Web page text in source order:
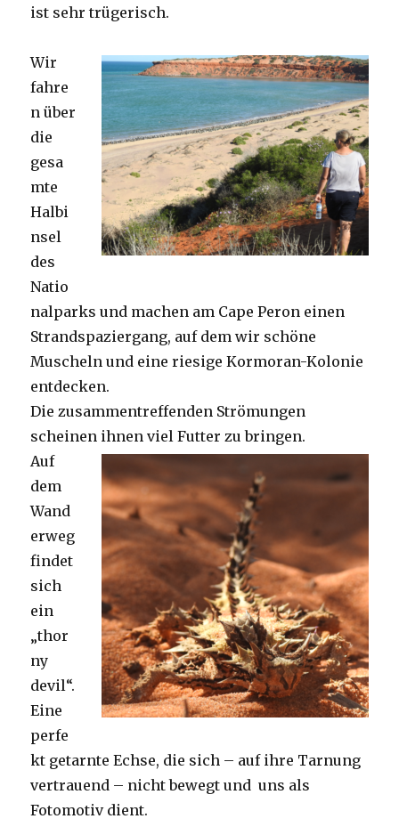
ist sehr trügerisch.
Wir
fahre
n über
die
gesa
mte
Halbi
nsel
des
Natio
nalparks und machen am Cape Peron einen
Strandspaziergang, auf dem wir schöne
Muscheln und eine riesige Kormoran-Kolonie
entdecken.
Die zusammentreffenden Strömungen
scheinen ihnen viel Futter zu bringen.
Auf
dem
Wand
erweg
findet
sich
ein
„thor
ny
devil“.
Eine
perfe
kt getarnte Echse, die sich – auf ihre Tarnung
vertrauend – nicht bewegt und uns als
Fotomotiv dient.